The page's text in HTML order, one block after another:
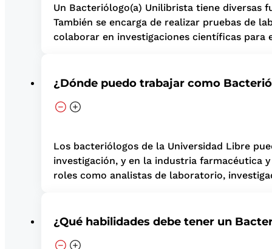
Un Bacteriólogo(a) Unilibrista tiene diversas
También se encarga de realizar pruebas de
colaborar en investigaciones científicas
¿Dónde puedo trabajar como
Los bacteriólogos de la Universidad Libre
investigación, y en la industria farmacéutica
roles como analistas de laboratorio,
¿Qué habilidades debe tener un